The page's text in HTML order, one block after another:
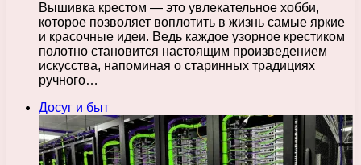
Вышивка крестом — это увлекательное хобби,
которое позволяет воплотить в жизнь самые яркие
и красочные идеи. Ведь каждое узорное крестиком
полотно становится настоящим произведением
искусства, напоминая о старинных традициях
ручного…
Досуг и быт